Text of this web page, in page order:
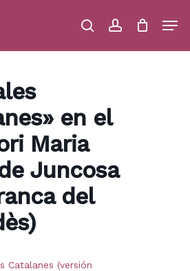
searchaccount
Close
en el
Maria
Juncosa
del
Catalanes (versión
Menu